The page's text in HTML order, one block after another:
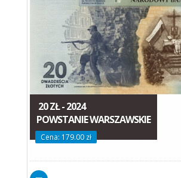
20 ZŁ - 2024
POWSTANIE WARSZAWSKIE
Cena: 179.00 zł